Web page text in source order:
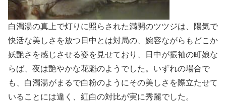
白濁湯の真上で灯りに照らされた満開のツツジは、陽気で
快活な美しさを放つ日中とは対局の、婉容ながらもどこか
妖艶さを感じさせる姿を見せており、日中が振袖の町娘な
らば、夜は艶やかな花魁のようでした。いずれの場合で
も、白濁湯がまるで白粉のようにその美しさを際立たせて
いることには違く、紅白の対比が実に秀麗でした。